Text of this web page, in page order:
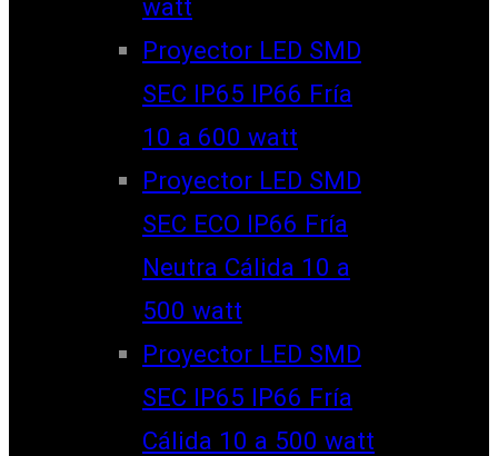
watt
Proyector LED SMD
SEC IP65 IP66 Fría
10 a 600 watt
Proyector LED SMD
SEC ECO IP66 Fría
Neutra Cálida 10 a
500 watt
Proyector LED SMD
SEC IP65 IP66 Fría
Cálida 10 a 500 watt